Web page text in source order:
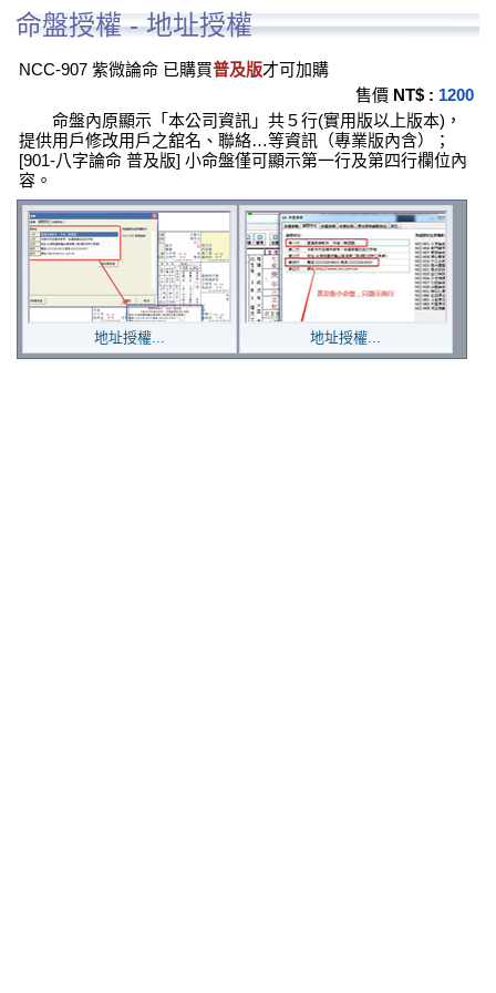
命盤授權 - 地址授權
NCC-907 紫微論命 已購買普及版才可加購
售價 NT$ : 1200
命盤內原顯示「本公司資訊」共５行(實用版以上版本)，
提供用戶修改用戶之舘名、聯絡…等資訊（專業版內含）；
[901-八字論命 普及版] 小命盤僅可顯示第一行及第四行欄位內
容。
地址授權... 地址授權...